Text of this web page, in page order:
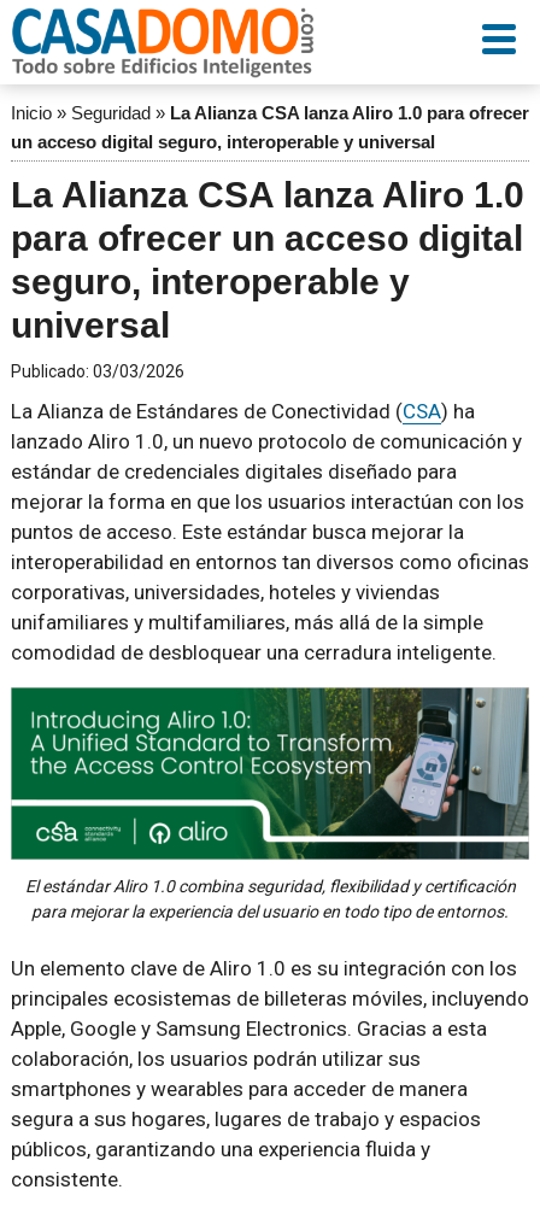
Inicio» Seguridad» La Alianza CSA lanza Aliro 1.0 para ofrecer
un acceso digital seguro, interoperable y universal
La Alianza CSA lanza Aliro 1.0
para ofrecer un acceso digital
seguro, interoperable y
universal
Publicado: 03/03/2026
La Alianza de Estándares de Conectividad (CSA) ha
lanzado Aliro 1.0, un nuevo protocolo de comunicación y
estándar de credenciales digitales diseñado para
mejorar la forma en que los usuarios interactúan con los
puntos de acceso. Este estándar busca mejorar la
interoperabilidad en entornos tan diversos como oficinas
corporativas, universidades, hoteles y viviendas
unifamiliares y multifamiliares, más allá de la simple
comodidad de desbloquear una cerradura inteligente.
El estándar Aliro 1.0 combina seguridad, flexibilidad y certificación
para mejorar la experiencia del usuario en todo tipo de entornos.
Un elemento clave de Aliro 1.0 es su integración con los
principales ecosistemas de billeteras móviles, incluyendo
Apple, Google y Samsung Electronics. Gracias a esta
colaboración, los usuarios podrán utilizar sus
smartphones y wearables para acceder de manera
segura a sus hogares, lugares de trabajo y espacios
públicos, garantizando una experiencia fluida y
consistente.